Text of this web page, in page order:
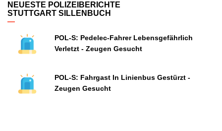
NEUESTE POLIZEIBERICHTE
STUTTGART SILLENBUCH
POL-S: Pedelec-Fahrer Lebensgefährlich
Verletzt - Zeugen Gesucht
POL-S: Fahrgast In Linienbus Gestürzt -
Zeugen Gesucht